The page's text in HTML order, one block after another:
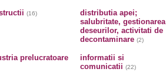
(16)
distributia apei;
salubritate, gestionarea
deseurilor, activitati de
decontaminare (2)
prelucratoare
informatii si
comunicatii (22)